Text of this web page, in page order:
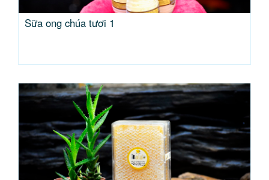
Sữa ong chúa tươi 1